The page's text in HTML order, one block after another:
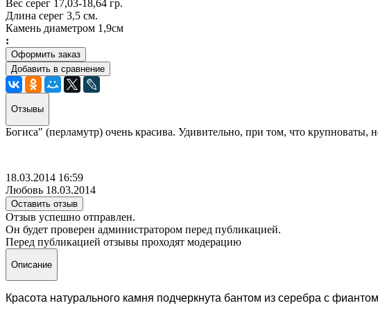
Вес серег 17,03-18,64 гр.
Длина серег 3,5 см.
Камень диаметром 1,9см
:
Оформить заказ
Добавить в сравнение
Отзывы
Богиса" (перламутр) очень красива. Удивительно, при том, что крупноваты,
18.03.2014 16:59
Любовь 18.03.2014
Оставить отзыв
Отзыв успешно отправлен.
Он будет проверен администратором перед публикацией.
Перед публикацией отзывы проходят модерацию
Описание
Красота натурального камня подчеркнута бантом из серебра с